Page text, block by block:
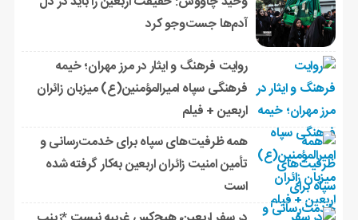
آدم‌ها جست‌وجو کرد
روایت فرهنگ و ایثار در مرز مهران؛ خیمه
فرهنگی سپاه امیرالمؤمنین(ع) میزبان زائران
اربعین + فیلم
همه ظرفیت‌های سپاه برای خدمت‌رسانی و
تأمین امنیت زائران اربعین به‌کار گرفته شده
است